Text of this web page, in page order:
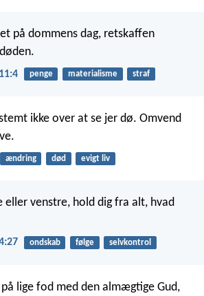
på dommens dag, retskaffen
penge materialisme straf
ikke over at se jer dø. Omvend
ændring død evigt liv
eller venstre, hold dig fra alt, hvad
ondskab følge selvkontrol
lige fod med den almægtige Gud,